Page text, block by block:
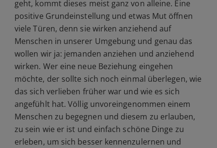
geht, kommt dieses meist ganz von alleine. Eine
positive Grundeinstellung und etwas Mut öffnen
viele Türen, denn sie wirken anziehend auf
Menschen in unserer Umgebung und genau das
wollen wir ja: jemanden anziehen und anziehend
wirken. Wer eine neue Beziehung eingehen
möchte, der sollte sich noch einmal überlegen, wie
das sich verlieben früher war und wie es sich
angefühlt hat. Völlig unvoreingenommen einem
Menschen zu begegnen und diesem zu erlauben,
zu sein wie er ist und einfach schöne Dinge zu
erleben, um sich besser kennenzulernen und